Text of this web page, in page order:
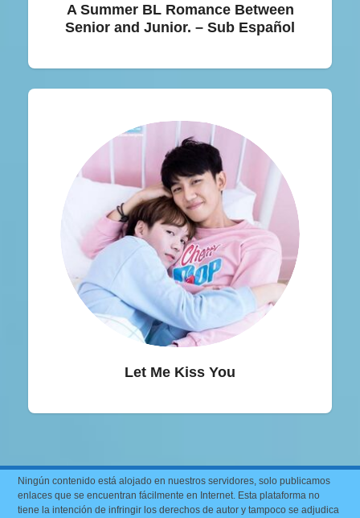
A Summer BL Romance Between
Senior and Junior. – Sub Español
Let Me Kiss You
Ningún contenido está alojado en nuestros servidores, solo publicamos
enlaces que se encuentran fácilmente en Internet. Esta plataforma no
tiene la intención de infringir los derechos de autor y tampoco se adjudica